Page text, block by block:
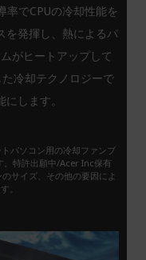
でCPUの冷却性能を
を発揮し、熱によるパ
がヒートアップして
冷却テクノロジーで
します。
パソコン用の冷却ファンブ
。特許出願中/Acer Inc保有
サイズ、その他の要因によ
。